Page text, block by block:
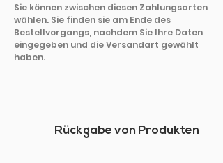
Sie können zwischen diesen Zahlungsarten
wählen. Sie finden sie am Ende des
Bestellvorgangs, nachdem Sie Ihre Daten
eingegeben und die Versandart gewählt
haben.
Rückgabe von Produkten